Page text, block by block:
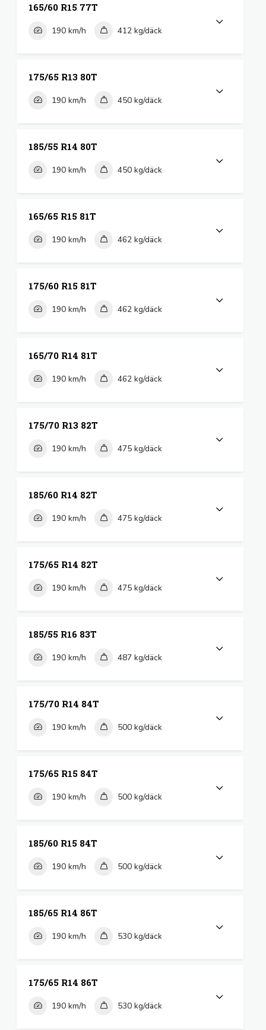
165/60 R15 77T
190 km/h 412 kg/däck
175/65 R13 80T
190 km/h 450 kg/däck
185/55 R14 80T
190 km/h 450 kg/däck
165/65 R15 81T
190 km/h 462 kg/däck
175/60 R15 81T
190 km/h 462 kg/däck
165/70 R14 81T
190 km/h 462 kg/däck
175/70 R13 82T
190 km/h 475 kg/däck
185/60 R14 82T
190 km/h 475 kg/däck
175/65 R14 82T
190 km/h 475 kg/däck
185/55 R16 83T
190 km/h 487 kg/däck
175/70 R14 84T
190 km/h 500 kg/däck
175/65 R15 84T
190 km/h 500 kg/däck
185/60 R15 84T
190 km/h 500 kg/däck
185/65 R14 86T
190 km/h 530 kg/däck
175/65 R14 86T
190 km/h 530 kg/däck